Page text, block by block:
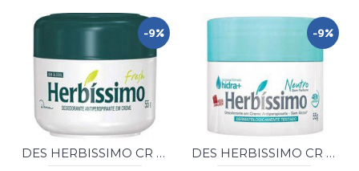
-9%
DES HERBISSIMO CR FRESH 55GR
-9%
DES HERBISSIMO CR NEUTRO 55GR